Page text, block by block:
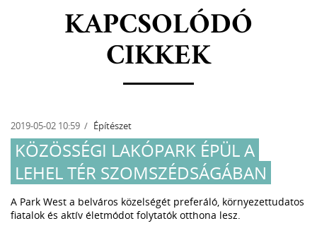
KAPCSOLÓDÓ
CIKKEK
2019-05-02 10:59 Építészet
KÖZÖSSÉGI LAKÓPARK ÉPÜL A
LEHEL TÉR SZOMSZÉDSÁGÁBAN
A Park West a belváros közelségét preferáló, környezettudatos
fiatalok és aktív életmódot folytatók otthona lesz.